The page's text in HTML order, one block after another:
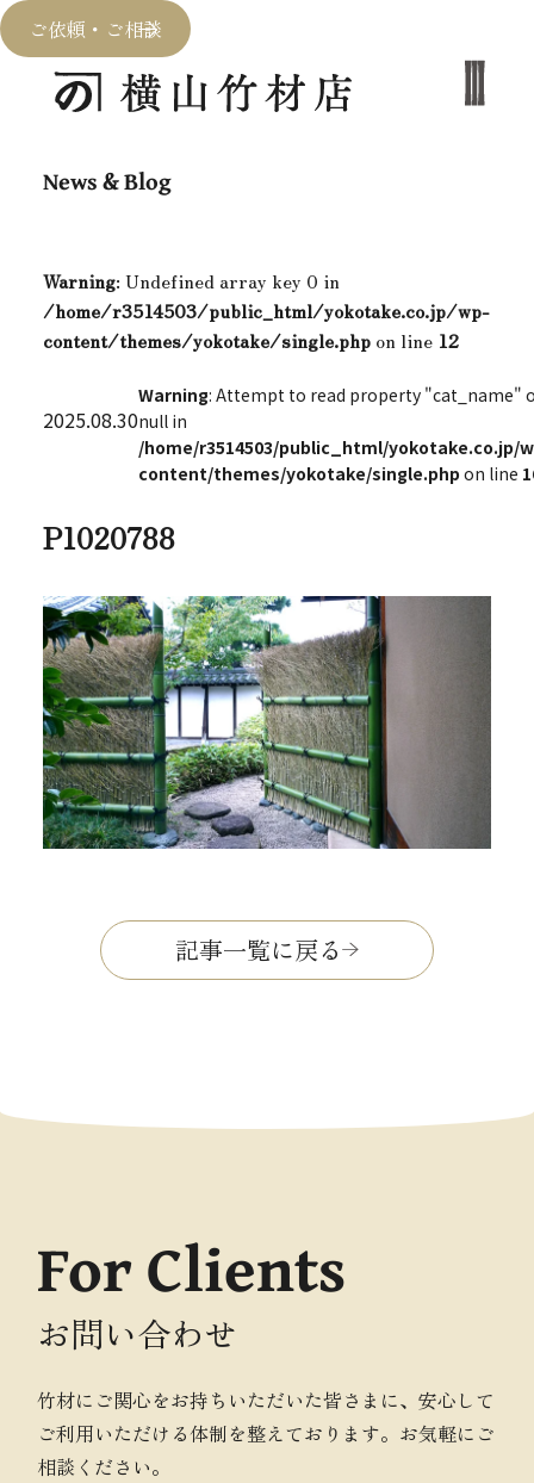
ご依頼・ご相談
News & Blog
Warning: Undefined array key 0 in
/home/r3514503/public_html/yokotake.co.jp/wp-
content/themes/yokotake/single.phpon line 12
2025.08.30
Warning: Attempt to read property "cat_name"
null in
/home/r3514503/public_html/yokotake.co.jp/
content/themes/yokotake/single.php on line
P1020788
記事一覧に戻る
For Clients
お問い合わせ
竹材にご関心をお持ちいただいた皆さまに、安心して
ご利用いただける体制を整えております。お気軽にご
相談ください。